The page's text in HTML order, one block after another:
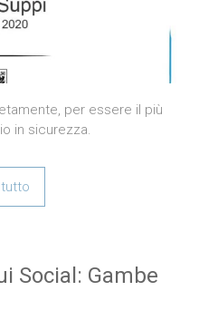
per essere il più
in sicurezza.
Social: Gambe